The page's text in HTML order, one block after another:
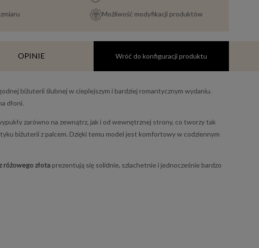
Możliwość modyfikacji produktów
OPINIE Wróć do konfiguracji produktu
biżuterii ślubnej w cieplejszym i bardziej romantycznym wydaniu.
dłoni.
zarówno na zewnątrz, jak i od wewnętrznej strony, co tworzy tak
biżuterii z palcem. Dzięki temu model jest komfortowy w codziennym
różowego złota prezentują się solidnie, szlachetnie i jednocześnie bardzo